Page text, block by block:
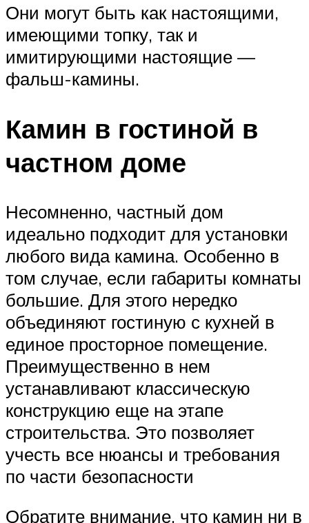
Они могут быть как настоящими,
имеющими топку, так и
имитирующими настоящие —
фальш-камины.
Камин в гостиной в
частном доме
Несомненно, частный дом
идеально подходит для установки
любого вида камина. Особенно в
том случае, если габариты комнаты
большие. Для этого нередко
объединяют гостиную с кухней в
единое просторное помещение.
Преимущественно в нем
устанавливают классическую
конструкцию еще на этапе
строительства. Это позволяет
учесть все нюансы и требования
по части безопасности
Обратите внимание, что камин ни в